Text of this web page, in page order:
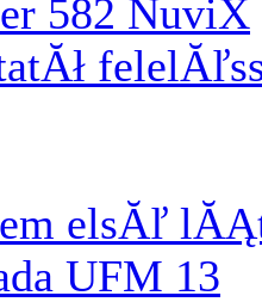
582 NuviX
elsĂľ
UFM 13